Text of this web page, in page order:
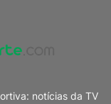
notícias da TV